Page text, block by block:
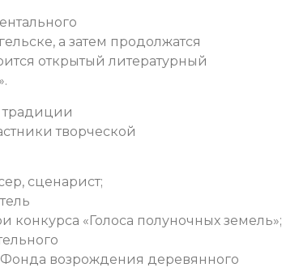
а затем продолжатся
открытый литературный
традиции
творческой
сценарист;
«Голоса полуночных земель»;
Фонда возрождения деревянного